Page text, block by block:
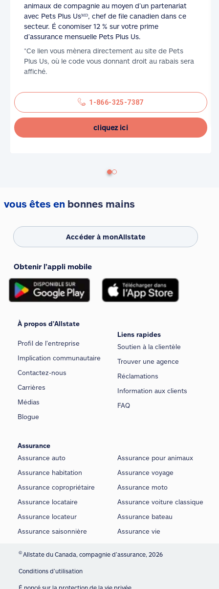
animaux de compagnie au moyen d’un partenariat
avec Pets Plus Usᴹᴰ, chef de file canadien dans ce
secteur. É conomiser 12 % sur votre prime
d’assurance mensuelle Pets Plus Us.
*Ce lien vous mènera directement au site de Pets
Plus Us, où le code vous donnant droit au rabais sera
affiché.
1-866-325-7387
cliquez ici
vous êtes en bonnes mains
Accéder à monAllstate
Obtenir l’appli mobile
À propos d’Allstate
Profil de l’entreprise
Implication communautaire
Contactez-nous
Carrières
Médias
Blogue
Liens rapides
Soutien à la clientèle
Trouver une agence
Réclamations
Information aux clients
FAQ
Assurance
Assurance auto
Assurance habitation
Assurance copropriétaire
Assurance locataire
Assurance locateur
Assurance saisonnière
Assurance pour animaux
Assurance voyage
Assurance moto
Assurance voiture classique
Assurance bateau
Assurance vie
©Allstate du Canada, compagnie d’assurance, 2026
Conditions d’utilisation
É noncé sur la protection de la vie privée